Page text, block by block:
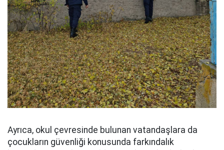
Ayrıca, okul çevresinde bulunan vatandaşlara da
çocukların güvenliği konusunda farkındalık